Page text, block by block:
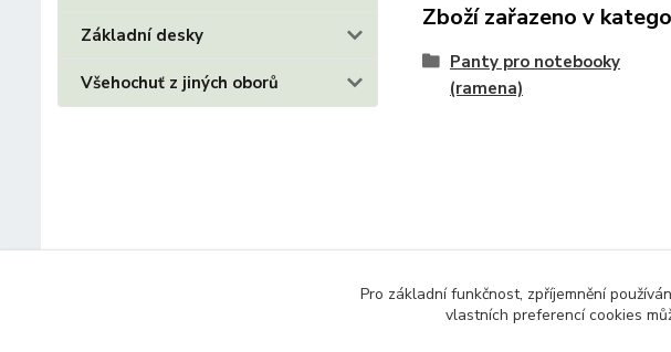
Základní desky
Všehochuť z jiných oborů
Zboží zařazeno v
Panty pro notebooky
(ramena)
Pro základní funkčnost, zpříjemnění
vlastních preferencí cookies